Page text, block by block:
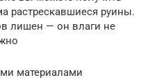
растрескавшиеся руины.
лишен — он влаги не
материалами